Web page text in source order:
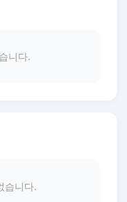
니다.
습니다.